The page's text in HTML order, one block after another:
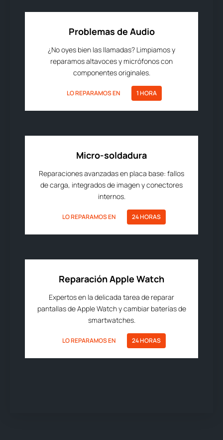
Problemas de Audio
¿No oyes bien las llamadas? Limpiamos y
reparamos altavoces y micrófonos con
componentes originales.
LO REPARAMOS EN 1 HORA
Micro-soldadura
Reparaciones avanzadas en placa base: fallos
de carga, integrados de imagen y conectores
internos.
LO REPARAMOS EN 24 HORAS
Reparación Apple Watch
Expertos en la delicada tarea de reparar
pantallas de Apple Watch y cambiar baterías de
smartwatches.
LO REPARAMOS EN 24 HORAS